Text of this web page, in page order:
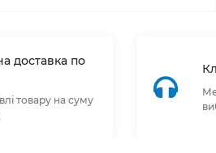
доставка по
товару на суму